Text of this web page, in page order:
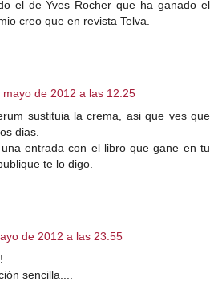
el de Yves Rocher que ha ganado el
creo que en revista Telva.
mayo de 2012 a las 12:25
sustituia la crema, asi que ves que
dias.
entrada con el libro que gane en tu
te lo digo.
de 2012 a las 23:55
sencilla....